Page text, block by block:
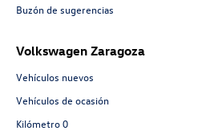
Buzón de sugerencias
Volkswagen Zaragoza
Vehículos nuevos
Vehículos de ocasión
Kilómetro 0